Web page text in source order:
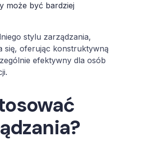
może być bardziej
stylu zarządzania,
się, oferując konstruktywną
efektywny dla osób